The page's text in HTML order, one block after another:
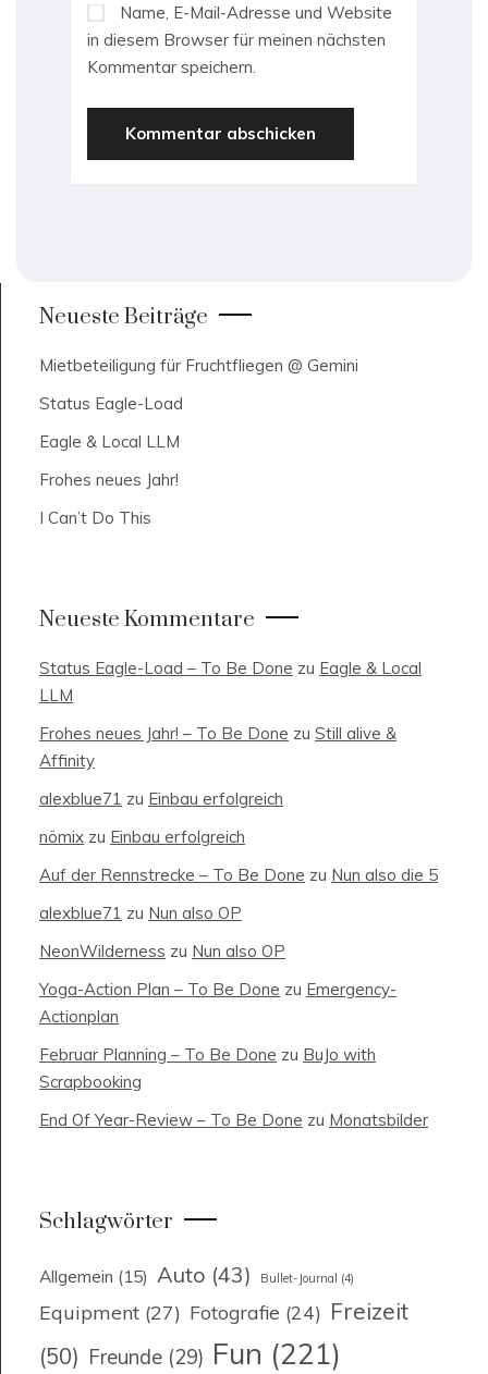
Name, E-Mail-Adresse und Website
in diesem Browser für meinen nächsten
Kommentar speichern.
Neueste Beiträge
Mietbeteiligung für Fruchtfliegen @ Gemini
Status Eagle-Load
Eagle & Local LLM
Frohes neues Jahr!
I Can’t Do This
Neueste Kommentare
Status Eagle-Load – To Be Done zu Eagle & Local
LLM
Frohes neues Jahr! – To Be Done zu Still alive &
Affinity
alexblue71 zu Einbau erfolgreich
nömix zu Einbau erfolgreich
Auf der Rennstrecke – To Be Done zu Nun also die 5
alexblue71 zu Nun also OP
NeonWilderness zu Nun also OP
Yoga-Action Plan – To Be Done zu Emergency-
Actionplan
Februar Planning – To Be Done zu BuJo with
Scrapbooking
End Of Year-Review – To Be Done zu Monatsbilder
Schlagwörter
Allgemein (15) Auto (43) Bullet-Journal (4)
Equipment (27) Fotografie (24) Freizeit
(50) Freunde (29) Fun (221)